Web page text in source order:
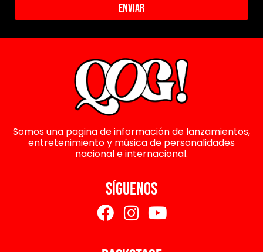
Enviar
Somos una pagina de información de lanzamientos,
entretenimiento y música de personalidades
nacional e internacional.
SÍGUENOS